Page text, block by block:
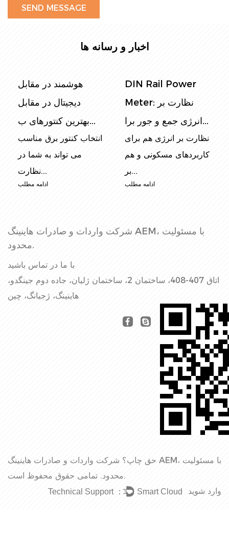
اخبار و رسانه ها
هوشمند در مقابل
دیجیتال در مقابل
بهترین کنتورهای ب...
انتخاب کنتور برق مناسب
می تواند به شما در
نظارت...
ادامه مطلب
DIN Rail Power
Meter: نظارت بر
انرژی جمع و جور برا...
نظارت بر انرژی هم برای
کاربردهای مسکونی و هم
بر...
ادامه مطلب
شرکت واردات و صادرات هاینینگ AEM، با مسئولیت
محدود.
با ما در تماس باشید
اتاق 407-408، ساختمان 2، ساختمان ژلیان، جاده دوم جینگدو،
هاینینگ، ژجیانگ، چین
حق چاپ؟ شرکت واردات و صادرات هاینینگ AEM، با مسئولیت
محدود.تمامی حقوق محفوظ است.
وارد شوید
Technical Support ： Smart Cloud